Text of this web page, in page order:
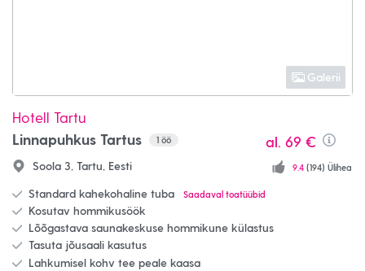
Galerii
Hotell Tartu
Linnapuhkus Tartus
1 öö al. 69 €
Info
Soola 3, Tartu, Eesti
9.4 (194) Ülihea
Standard kahekohaline tuba Saadaval toatüübid
Kosutav hommikusöök
Lõõgastava saunakeskuse hommikune külastus
Tasuta jõusaali kasutus
Lahkumisel kohv tee peale kaasa